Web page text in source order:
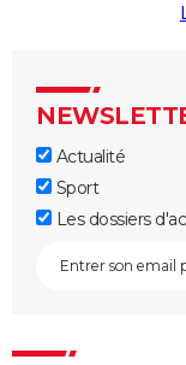
Actualité
Sport
Les dossiers